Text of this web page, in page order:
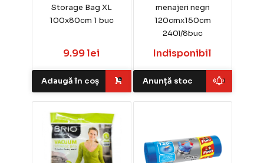
Storage Bag XL
100x80cm 1 buc
9.99 lei
Adaugă în coș
menajeri negri
120cmx150cm
240l/8buc
Indisponibil
Anunță stoc